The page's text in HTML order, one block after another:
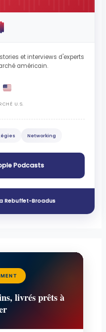
et interviews d'experts
américain.
U.S.
Networking
Podcasts
Rebuffet-Broadus
livrés prêts à